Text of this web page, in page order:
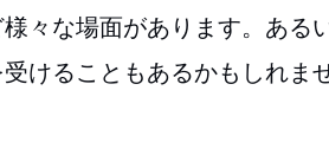
々な場面があります。ある
けることもあるかもしれま